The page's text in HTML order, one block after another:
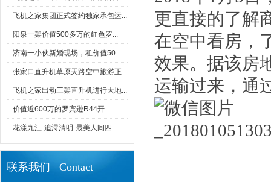
飞机之家集团正式签约独家承包运...
阳泉一架价值500多万的红色罗...
济南一小伙新婚现场，租价值50...
张家口直升机草原天路空中旅游正...
飞机之家出动三架直升机进行大地...
价值近600万的罗宾逊R44开...
花漾九江-追浔清明-最美人间四...
联系我们 Contact
更直接的了解
在空中看房，
效果。据该房
运输过来，通